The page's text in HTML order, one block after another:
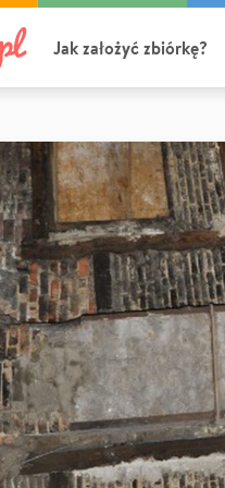
Jak założyć zbiórkę?